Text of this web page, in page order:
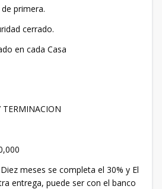
primera.
cerrado.
en cada Casa
meses se completa el 30% y El
entrega, puede ser con el banco